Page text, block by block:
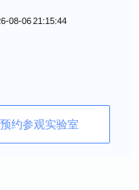
08-06 21:15:44
预约参观实验室